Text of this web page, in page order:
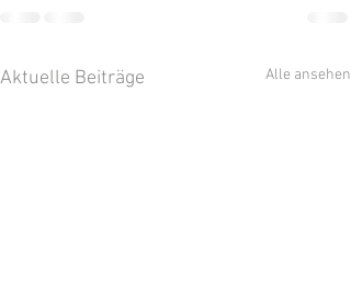
Aktuelle Beiträge Alle ansehen